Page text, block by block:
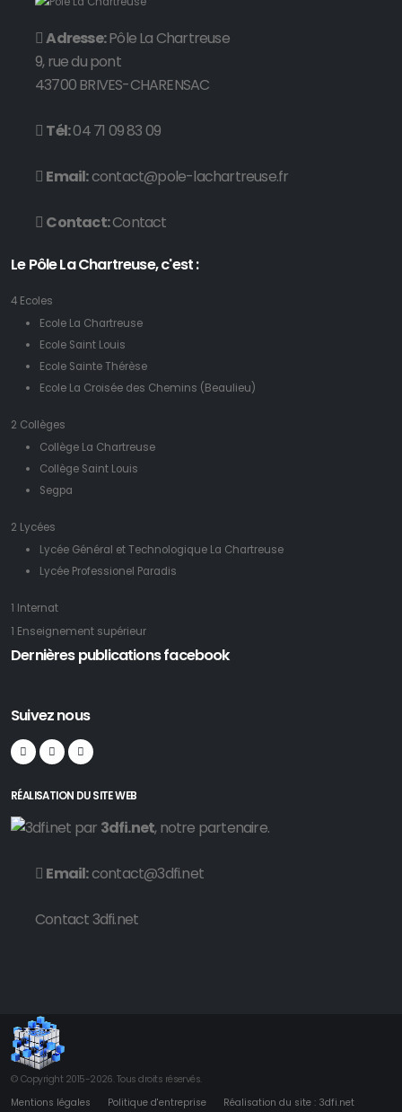
Adresse:Pôle La Chartreuse
9, rue du pont
43700 BRIVES-CHARENSAC
Tél:04 71 09 83 09
Email:contact@pole-lachartreuse.fr
Contact:Contact
Le Pôle La Chartreuse, c'est :
4 Ecoles
Ecole La Chartreuse
Ecole Saint Louis
Ecole Sainte Thérèse
Ecole La Croisée des Chemins (Beaulieu)
2 Collèges
Collège La Chartreuse
Collège Saint Louis
Segpa
2 Lycées
Lycée Général et Technologique La Chartreuse
Lycée Professionel Paradis
1 Internat
1 Enseignement supérieur
Dernières publications facebook
Suivez nous
RÉALISATION DU SITE WEB
par 3dfi.net, notre partenaire.
Email:contact@3dfi.net
Contact 3dfi.net
© Copyright 2015-2026. Tous droits réservés.
Mentions légales
Politique d'entreprise Réalisation du site : 3dfi.net